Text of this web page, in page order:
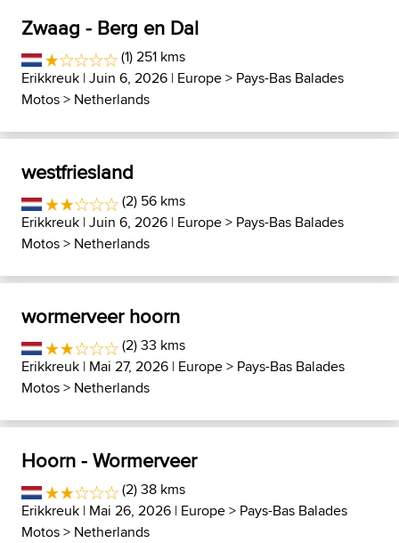
Zwaag - Berg en Dal
(1) 251 kms
Erikkreuk | Juin 6, 2026 | Europe> Pays-Bas Balades
Motos> Netherlands
westfriesland
(2) 56 kms
Erikkreuk | Juin 6, 2026 | Europe> Pays-Bas Balades
Motos> Netherlands
wormerveer hoorn
(2) 33 kms
Erikkreuk | Mai 27, 2026 | Europe> Pays-Bas Balades
Motos> Netherlands
Hoorn - Wormerveer
(2) 38 kms
Erikkreuk | Mai 26, 2026 | Europe> Pays-Bas Balades
Motos> Netherlands